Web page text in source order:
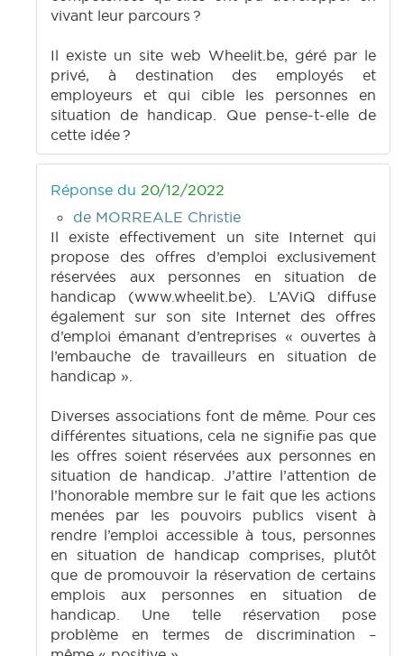
vivant leur parcours ?
Il existe un site web Wheelit.be, géré par le
privé, à destination des employés et
employeurs et qui cible les personnes en
situation de handicap. Que pense-t-elle de
cette idée ?
Réponse du 20/12/2022
de MORREALE Christie
Il existe effectivement un site Internet qui
propose des offres d’emploi exclusivement
réservées aux personnes en situation de
handicap (www.wheelit.be). L’AViQ diffuse
également sur son site Internet des offres
d’emploi émanant d’entreprises « ouvertes à
l’embauche de travailleurs en situation de
handicap ».
Diverses associations font de même. Pour ces
différentes situations, cela ne signifie pas que
les offres soient réservées aux personnes en
situation de handicap. J’attire l’attention de
l’honorable membre sur le fait que les actions
menées par les pouvoirs publics visent à
rendre l’emploi accessible à tous, personnes
en situation de handicap comprises, plutôt
que de promouvoir la réservation de certains
emplois aux personnes en situation de
handicap. Une telle réservation pose
problème en termes de discrimination –